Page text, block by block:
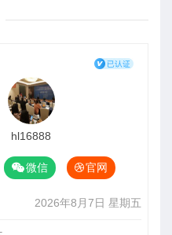
hl16888
微信 官网
2026年8月7日 星期五